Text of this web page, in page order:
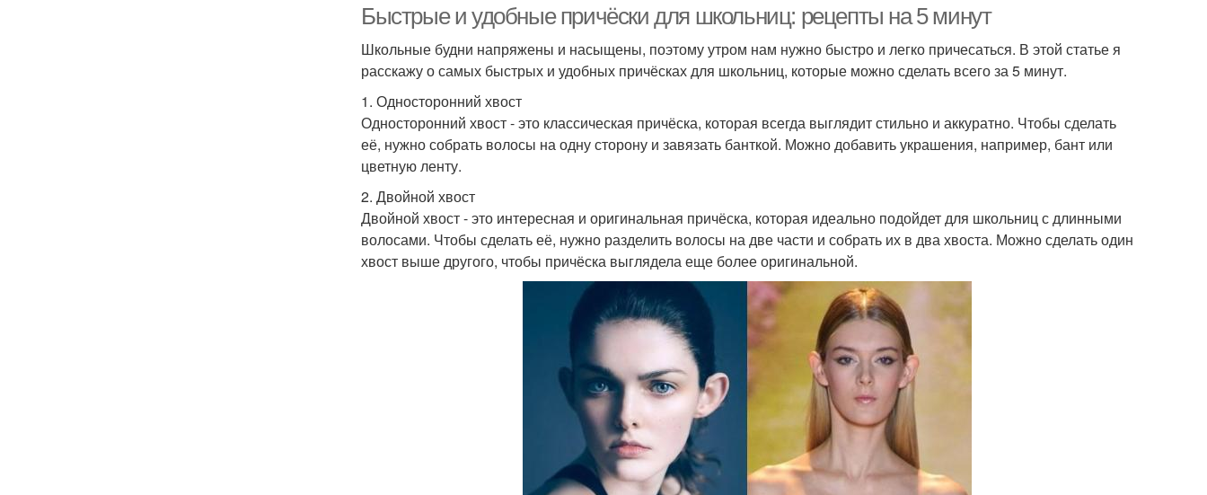
Быстрые и удобные причёски для школьниц: рецепты на 5 минут
Школьные будни напряжены и насыщены, поэтому утром нам нужно быстро и легко причесаться. В этой статье я
расскажу о самых быстрых и удобных причёсках для школьниц, которые можно сделать всего за 5 минут.
1. Односторонний хвост
Односторонний хвост - это классическая причёска, которая всегда выглядит стильно и аккуратно. Чтобы сделать
её, нужно собрать волосы на одну сторону и завязать банткой. Можно добавить украшения, например, бант или
цветную ленту.
2. Двойной хвост
Двойной хвост - это интересная и оригинальная причёска, которая идеально подойдет для школьниц с длинными
волосами. Чтобы сделать её, нужно разделить волосы на две части и собрать их в два хвоста. Можно сделать один
хвост выше другого, чтобы причёска выглядела еще более оригинальной.